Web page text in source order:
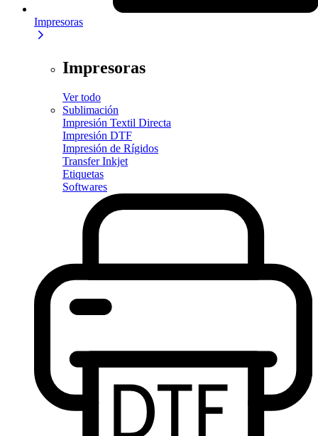
Impresoras
Impresoras
Ver todo
Sublimación
Impresión Textil Directa
Impresión DTF
Impresión de Rígidos
Transfer Inkjet
Etiquetas
Softwares